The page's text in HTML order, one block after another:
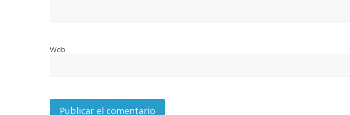
Web
Un vergel en las nieblas de